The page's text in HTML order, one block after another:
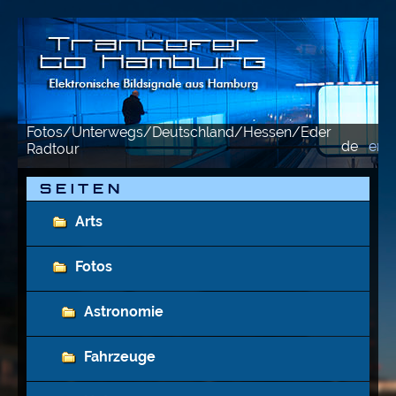
Fotos/Unterwegs/Deutschland/Hessen/Eder
Radtour
de en
S E I T E N
Arts
Fotos
Astronomie
Fahrzeuge